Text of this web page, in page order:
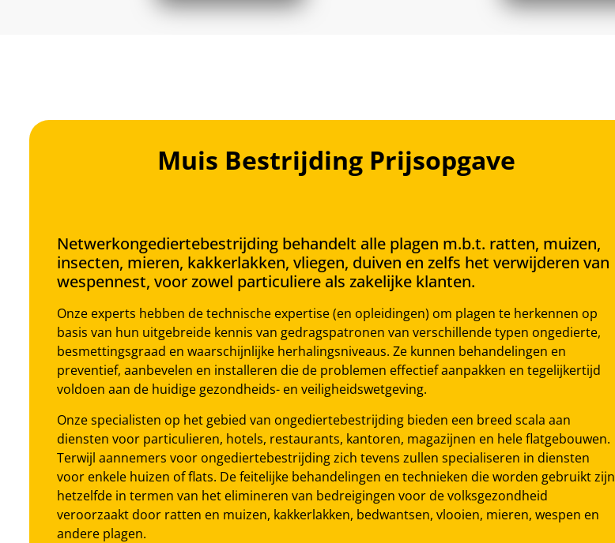
Muis Bestrijding Prijsopgave
Netwerkongediertebestrijding behandelt alle plagen m.b.t. ratten, muizen,
insecten, mieren, kakkerlakken, vliegen, duiven en zelfs het verwijderen van
wespennest, voor zowel particuliere als zakelijke klanten.
Onze experts hebben de technische expertise (en opleidingen) om plagen te herkennen op
basis van hun uitgebreide kennis van gedragspatronen van verschillende typen ongedierte,
besmettingsgraad en waarschijnlijke herhalingsniveaus. Ze kunnen behandelingen en
preventief, aanbevelen en installeren die de problemen effectief aanpakken en tegelijkertijd
voldoen aan de huidige gezondheids- en veiligheidswetgeving.
Onze specialisten op het gebied van ongediertebestrijding bieden een breed scala aan
diensten voor particulieren, hotels, restaurants, kantoren, magazijnen en hele flatgebouwen.
Terwijl aannemers voor ongediertebestrijding zich tevens zullen specialiseren in diensten
voor enkele huizen of flats. De feitelijke behandelingen en technieken die worden gebruikt zijn
hetzelfde in termen van het elimineren van bedreigingen voor de volksgezondheid
veroorzaakt door ratten en muizen, kakkerlakken, bedwantsen, vlooien, mieren, wespen en
andere plagen.